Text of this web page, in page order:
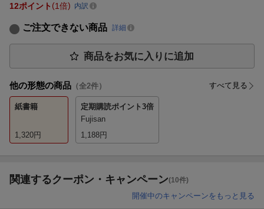
12ポイント 1倍 内訳
ご注文できない商品 詳細
商品をお気に入りに追加
他の形態の商品 （全2件） すべて見る
紙書籍
1,320円
定期購読ポイント3倍
Fujisan
1,188円
関連するクーポン・キャンペーン(10件)
開催中のキャンペーンをもっと見る